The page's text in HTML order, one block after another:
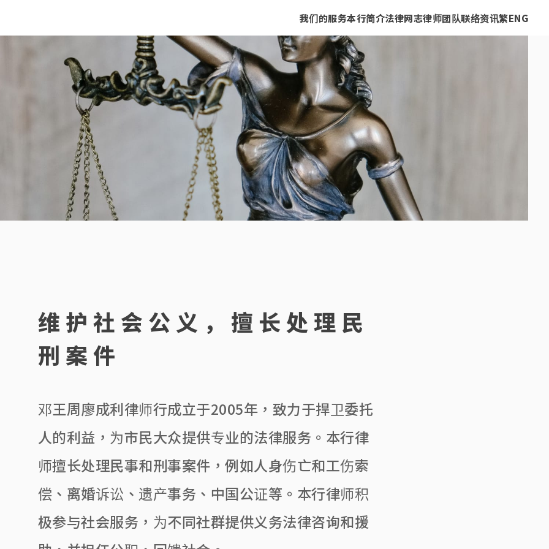
我们的服务本行简介法律网志律师团队联络资讯繁ENG
维护社会公义，擅长处理民
刑案件
邓王周廖成利律师行成立于2005年，致力于捍卫委托
人的利益，为市民大众提供专业的法律服务。本行律
师擅长处理民事和刑事案件，例如人身伤亡和工伤索
偿、离婚诉讼、遗产事务、中国公证等。本行律师积
极参与社会服务，为不同社群提供义务法律咨询和援